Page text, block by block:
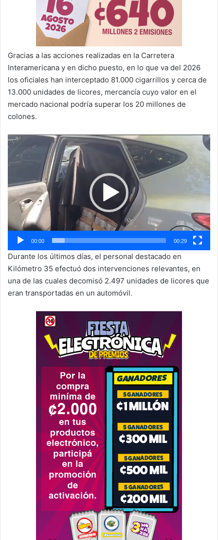
Gracias a las acciones realizadas en la Carretera
Interamericana y en dicho puesto, en lo que va del 2026
los oficiales han interceptado 81.000 cigarrillos y cerca de
13.000 unidades de licores, mercancía cuyo valor en el
mercado nacional podría superar los 20 millones de
colones.
Reproductor
vídeo
00:00 00:29
Durante los últimos días, el personal destacado en
Kilómetro 35 efectuó dos intervenciones relevantes, en
una de las cuales decomisó 2.497 unidades de licores que
eran transportadas en un automóvil.